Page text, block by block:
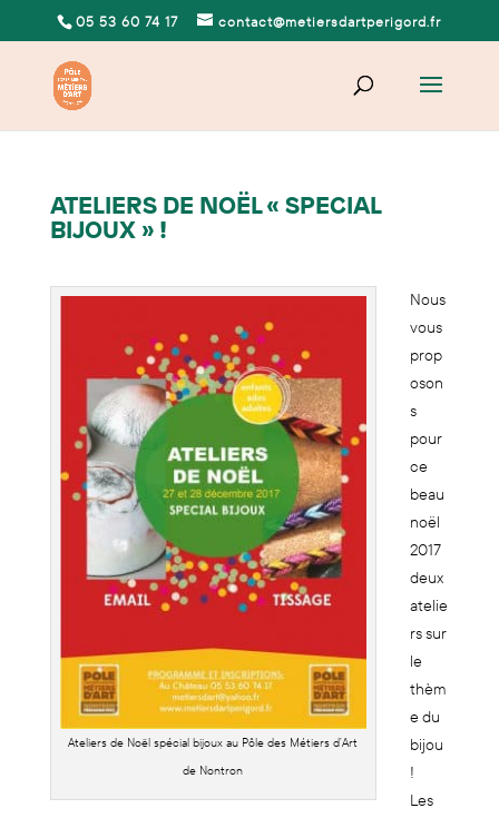
05 53 60 74 17 contact@metiersdartperigord.fr
ATELIERS DE NOËL « SPECIAL
BIJOUX » !
Ateliers de Noël spécial bijoux au Pôle des Métiers d’Art
de Nontron
Nous
vous
prop
oson
s
pour
ce
beau
noël
2017
deux
atelie
rs sur
le
thèm
e du
bijou
!
Les